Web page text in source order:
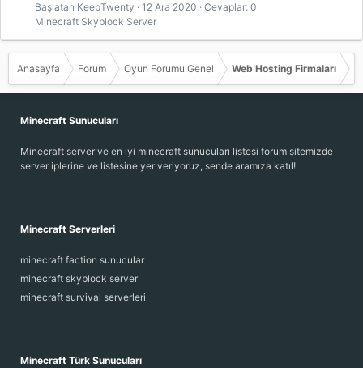
Başlatan KeepTwenty 12 Ara 2020
Cevaplar: 0
Minecraft Skyblock Server
Anasayfa Forum Oyun Forumu Genel Web Hosting Firmaları
Minecraft Sunucuları
Minecraft server ve en iyi minecraft sunucuları listesi forum sitemizde
server iplerine ve listesine yer veriyoruz, sende aramıza katıl!
Minecraft Serverleri
minecraft faction sunucular
minecraft skyblock server
minecraft survival serverleri
Minecraft Türk Sunucuları